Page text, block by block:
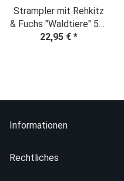
Strampler mit Rehkitz
& Fuchs "Waldtiere" 50-
56 SOFORTKAUF
22,95 € *
Informationen
Rechtliches